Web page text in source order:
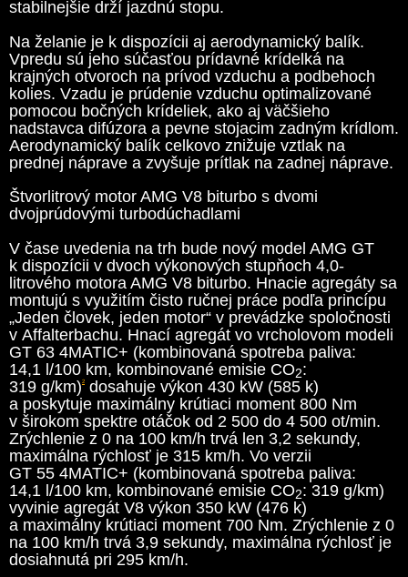
stabilnejšie drží jazdnú stopu.
Na želanie je k dispozícii aj aerodynamický balík.
Vpredu sú jeho súčasťou prídavné krídelká na
krajných otvoroch na prívod vzduchu a podbehoch
kolies. Vzadu je prúdenie vzduchu optimalizované
pomocou bočných krídeliek, ako aj väčšieho
nadstavca difúzora a pevne stojacim zadným krídlom.
Aerodynamický balík celkovo znižuje vztlak na
prednej náprave a zvyšuje prítlak na zadnej náprave.
Štvorlitrový motor AMG V8 biturbo s dvomi
dvojprúdovými turbodúchadlami
V čase uvedenia na trh bude nový model AMG GT
k dispozícii v dvoch výkonových stupňoch 4,0-
litrového motora AMG V8 biturbo. Hnacie agregáty sa
montujú s využitím čisto ručnej práce podľa princípu
„Jeden človek, jeden motor“ v prevádzke spoločnosti
v Affalterbachu. Hnací agregát vo vrcholovom modeli
GT 63 4MATIC+ (kombinovaná spotreba paliva:
14,1 l/100 km, kombinované emisie CO2:
319 g/km)2
dosahuje výkon 430 kW (585 k)
a poskytuje maximálny krútiaci moment 800 Nm
v širokom spektre otáčok od 2 500 do 4 500 ot/min.
Zrýchlenie z 0 na 100 km/h trvá len 3,2 sekundy,
maximálna rýchlosť je 315 km/h. Vo verzii
GT 55 4MATIC+ (kombinovaná spotreba paliva:
14,1 l/100 km, kombinované emisie CO2: 319 g/km)
vyvinie agregát V8 výkon 350 kW (476 k)
a maximálny krútiaci moment 700 Nm. Zrýchlenie z 0
na 100 km/h trvá 3,9 sekundy, maximálna rýchlosť je
dosiahnutá pri 295 km/h.